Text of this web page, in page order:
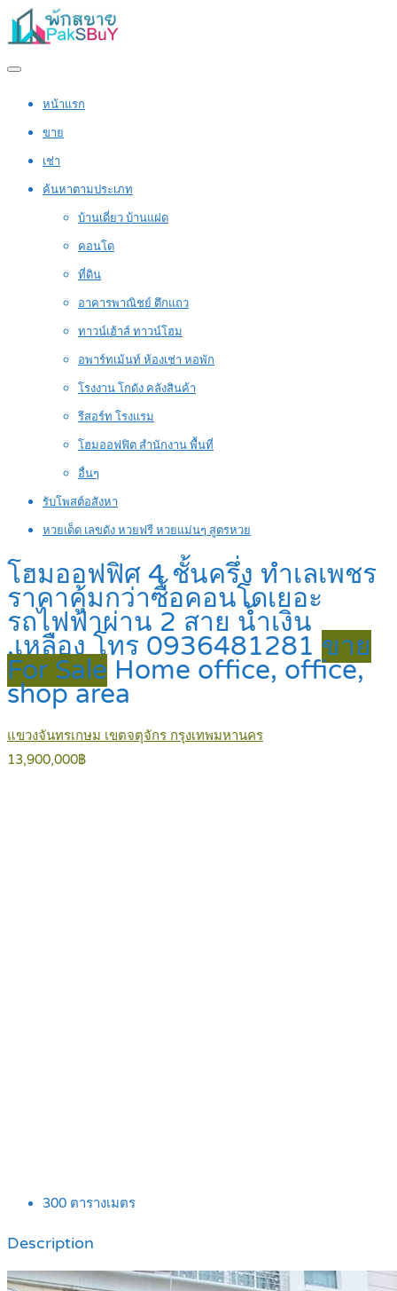
หน้าแรก
ขาย
เช่า
ค้นหาตามประเภท
บ้านเดี่ยว บ้านแฝด
คอนโด
ที่ดิน
อาคารพาณิชย์ ตึกแถว
ทาวน์เฮ้าส์ ทาวน์โฮม
อพาร์ทเม้นท์ ห้องเช่า หอพัก
โรงงาน โกดัง คลังสินค้า
รีสอร์ท โรงแรม
โฮมออฟฟิต สำนักงาน พื้นที่
อื่นๆ
รับโพสต์อสังหา
หวยเด็ด เลขดัง หวยฟรี หวยแม่นๆ สูตรหวย
โฮมออฟฟิศ 4 ชั้นครึ่ง ทำเลเพชร
ราคาคุ้มกว่าซื้อคอนโดเยอะ
รถไฟฟ้าผ่าน 2 สาย น้ำเงิน
,เหลือง โทร 0936481281 ขาย
For Sale Home office, office,
shop area
แขวงจันทรเกษม เขตจตุจักร กรุงเทพมหานคร
13,900,000฿
300 ตารางเมตร
Description